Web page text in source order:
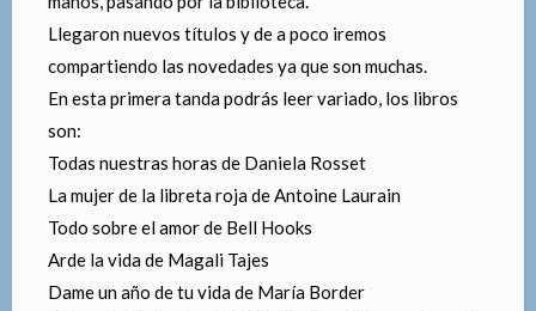
Llegaron nuevos títulos y de a poco iremos
compartiendo las novedades ya que son muchas.
En esta primera tanda podrás leer variado, los libros
son:
Todas nuestras horas de Daniela Rosset
La mujer de la libreta roja de Antoine Laurain
Todo sobre el amor de Bell Hooks
Arde la vida de Magali Tajes
Dame un año de tu vida de María Border